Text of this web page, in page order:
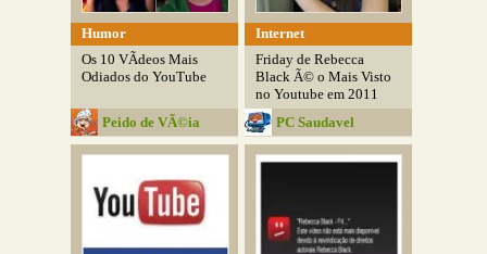
Humor
Os 10 VÃ­deos Mais
Odiados do YouTube
Peido de VÃ©ia
Internet
Friday de Rebecca
Black Ã© o Mais Visto
no Youtube em 2011
PC Saudavel